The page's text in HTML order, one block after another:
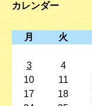
カレンダー
月 火
3
4
10
11
17
18